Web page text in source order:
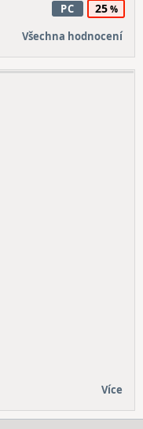
PC 25
Všechna hodnocení
Více